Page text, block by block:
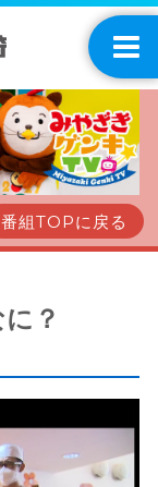
番組TOPに戻る
？